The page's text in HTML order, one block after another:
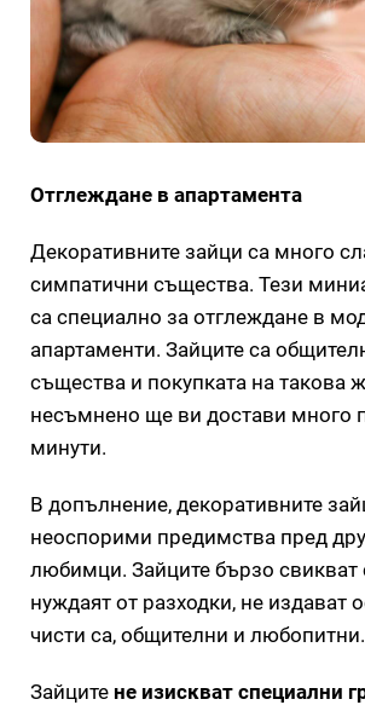
Отглеждане в апартамента
Декоративните зайци са много
симпатични същества. Тези
са специално за отглеждане в
апартаменти. Зайците са
същества и покупката на такова
несъмнено ще ви достави много
минути.
В допълнение, декоративните
неоспорими предимства пред
любимци. Зайците бързо свикват
нуждаят от разходки, не издават
чисти са, общителни и любопитни.
Зайците не изискват специални